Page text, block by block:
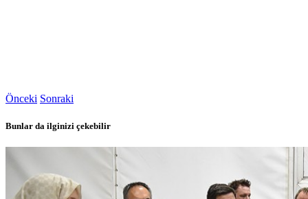
Önceki Sonraki
Bunlar da ilginizi çekebilir